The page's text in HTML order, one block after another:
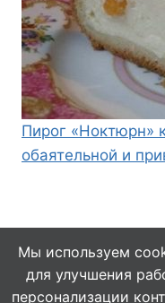
Пирог «Ноктюрн»
обаятельной и
© 2026
Мы используем
для улучшения
персонализации